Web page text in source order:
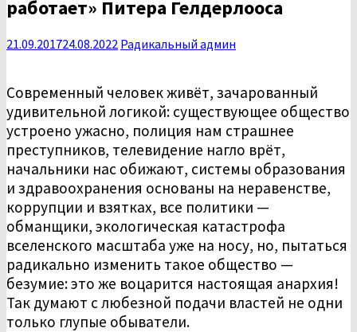
работает» Питера Гелдерлооса
21.09.201724.08.2022 Радикальный админ
Современный человек живёт, зачарованный
удивительной логикой: существующее общество
устроено ужасно, полиция нам страшнее
преступников, телевидение нагло врёт,
начальники нас обижают, системы образования
и здравоохранения основаны на неравенстве,
коррупции и взятках, все политики —
обманщики, экологическая катастрофа
вселенского масштаба уже на носу, но, пытаться
радикально изменить такое общество —
безумие: это же воцарится настоящая анархия!
Так думают с любезной подачи властей не одни
только глупые обыватели.